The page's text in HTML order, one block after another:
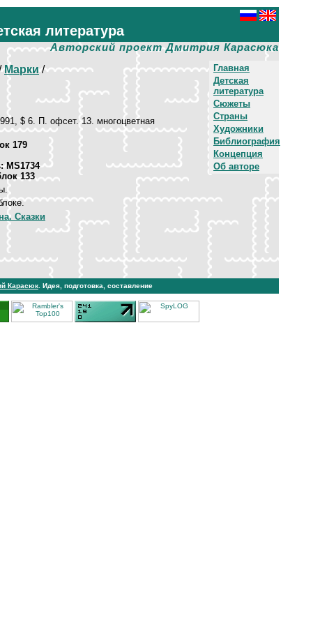
литература
Авторский проект Дмитрия Карасюка
Главная
Детская
литература
Сюжеты
Страны
Художники
Библиография
Концепция
Об авторе
Марки/
$ 6. П. офсет. 13. многоцветная
179
MS1734
133
Сказки
Карасюк . Идея, подготовка, составление